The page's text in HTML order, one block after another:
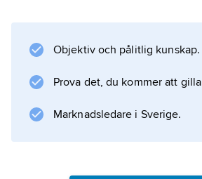
Krelantems och Eldeling
Rapsodia ebraica
, där hans djupa förankring i
dagen.
Objektiv och pålitlig kunskap.
Prova det, du kommer att
Marknadsledare i Sverige.